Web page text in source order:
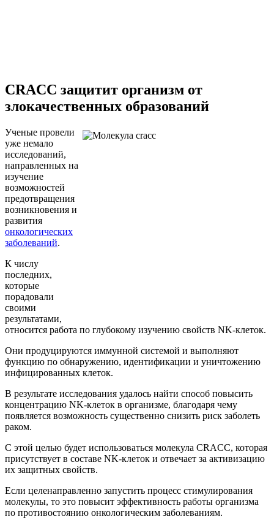
CRACC защитит организм от
злокачественных образований
Ученые провели
уже немало
исследований,
направленных на
изучение
возможностей
предотвращения
возникновения и
развития
онкологических
заболеваний.
К числу
последних,
которые
порадовали
своими
результатами,
относится работа по глубокому изучению свойств NK-клеток.
Они продуцируются иммунной системой и выполняют
функцию по обнаружению, идентификации и уничтожению
инфицированных клеток.
В результате исследования удалось найти способ повысить
концентрацию NK-клеток в организме, благодаря чему
появляется возможность существенно снизить риск заболеть
раком.
С этой целью будет использоваться молекула CRACC, которая
присутствует в составе NK-клеток и отвечает за активизацию
их защитных свойств.
Если целенаправленно запустить процесс стимулирования
молекулы, то это повысит эффективность работы организма
по противостоянию онкологическим заболеваниям.